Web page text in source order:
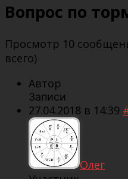
Вопрос по
Просмотр 10
всего)
Автор
Записи
27.04.2018 в 14:39
Олег